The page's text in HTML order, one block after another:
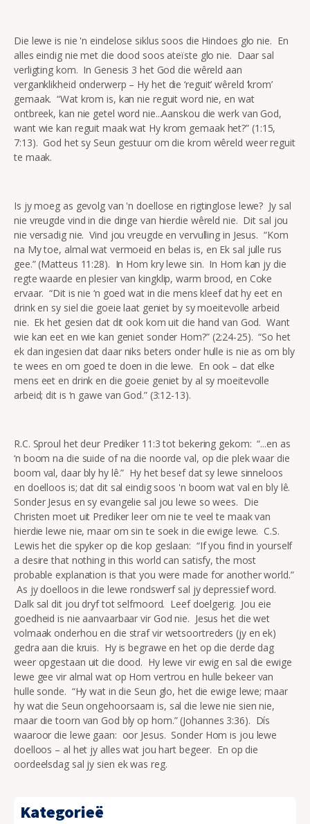
Die lewe is nie 'n eindelose siklus soos die Hindoes glo nie. En
alles eindig nie met die dood soos ateïste glo nie. Daar sal
verligting kom. In Genesis 3 het God die wêreld aan
verganklikheid onderwerp – Hy het die ‘reguit’ wêreld ‘krom’
gemaak. “Wat krom is, kan nie reguit word nie, en wat
ontbreek, kan nie getel word nie...Aanskou die werk van God,
want wie kan reguit maak wat Hy krom gemaak het?” (1:15,
7:13). God het sy Seun gestuur om die krom wêreld weer reguit
te maak.
Is jy moeg as gevolg van 'n doellose en rigtinglose lewe? Jy sal
nie vreugde vind in die dinge van hierdie wêreld nie. Dit sal jou
nie versadig nie. Vind jou vreugde en vervulling in Jesus. “Kom
na My toe, almal wat vermoeid en belas is, en Ek sal julle rus
gee.” (Matteus 11:28). In Hom kry lewe sin. In Hom kan jy die
regte waarde en plesier van kingklip, warm brood, en Coke
ervaar. “Dit is nie ‘n goed wat in die mens kleef dat hy eet en
drink en sy siel die goeie laat geniet by sy moeitevolle arbeid
nie. Ek het gesien dat dit ook kom uit die hand van God. Want
wie kan eet en wie kan geniet sonder Hom?” (2:24-25). “So het
ek dan ingesien dat daar niks beters onder hulle is nie as om bly
te wees en om goed te doen in die lewe. En ook – dat elke
mens eet en drink en die goeie geniet by al sy moeitevolle
arbeid; dit is ‘n gawe van God.” (3:12-13).
R.C. Sproul het deur Prediker 11:3 tot bekering gekom: “...en as
‘n boom na die suide of na die noorde val, op die plek waar die
boom val, daar bly hy lê.” Hy het besef dat sy lewe sinneloos
en doelloos is; dat dit sal eindig soos 'n boom wat val en bly lê.
Sonder Jesus en sy evangelie sal jou lewe so wees. Die
Christen moet uit Prediker leer om nie te veel te maak van
hierdie lewe nie, maar om sin te soek in die ewige lewe. C.S.
Lewis het die spyker op die kop geslaan: “If you find in yourself
a desire that nothing in this world can satisfy, the most
probable explanation is that you were made for another world.”
As jy doelloos in die lewe rondswerf sal jy depressief word.
Dalk sal dit jou dryf tot selfmoord. Leef doelgerig. Jou eie
goedheid is nie aanvaarbaar vir God nie. Jesus het die wet
volmaak onderhou en die straf vir wetsoortreders (jy en ek)
gedra aan die kruis. Hy is begrawe en het op die derde dag
weer opgestaan uit die dood. Hy lewe vir ewig en sal die ewige
lewe gee vir almal wat op Hom vertrou en hulle bekeer van
hulle sonde. “Hy wat in die Seun glo, het die ewige lewe; maar
hy wat die Seun ongehoorsaam is, sal die lewe nie sien nie,
maar die toorn van God bly op hom.” (Johannes 3:36). Dís
waaroor die lewe gaan: oor Jesus. Sonder Hom is jou lewe
doelloos – al het jy alles wat jou hart begeer. En op die
oordeelsdag sal jy sien ek was reg.
Kategorieë